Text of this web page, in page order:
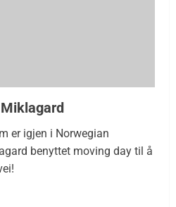
er igjen i Norwegian
benyttet moving day til å